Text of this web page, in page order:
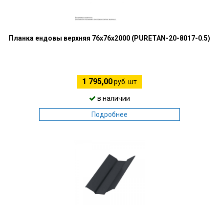
Планка ендовы верхняя 76х76х2000 (PURETAN-20-8017-0.5)
1 795,00руб. шт
в наличии
Подробнее